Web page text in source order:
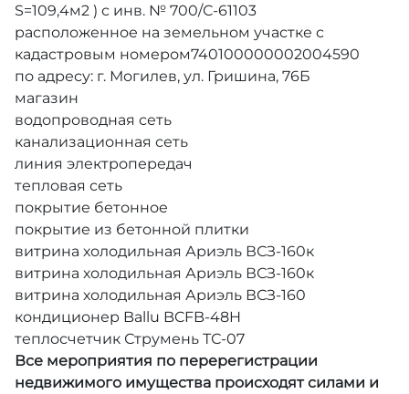
S=109,4м2 ) с инв. № 700/С-61103
расположенное на земельном участке с
кадастровым номером740100000002004590
по адресу: г. Могилев, ул. Гришина, 76Б
магазин
водопроводная сеть
канализационная сеть
линия электропередач
тепловая сеть
покрытие бетонное
покрытие из бетонной плитки
витрина холодильная Ариэль ВСЗ-160к
витрина холодильная Ариэль ВСЗ-160к
витрина холодильная Ариэль ВСЗ-160
кондиционер Ballu BCFB-48H
теплосчетчик Струмень ТС-07
Все мероприятия по перерегистрации
недвижимого имущества происходят силами и